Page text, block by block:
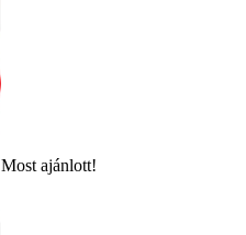
Most ajánlott!